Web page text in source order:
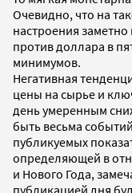
Очевидно, что на
настроения
против доллара в
минимумов.
Негативная
цены на сырье и
день умеренным
быть весьма
публикуемых
определяющей в
и Нового Года,
публикацией дня